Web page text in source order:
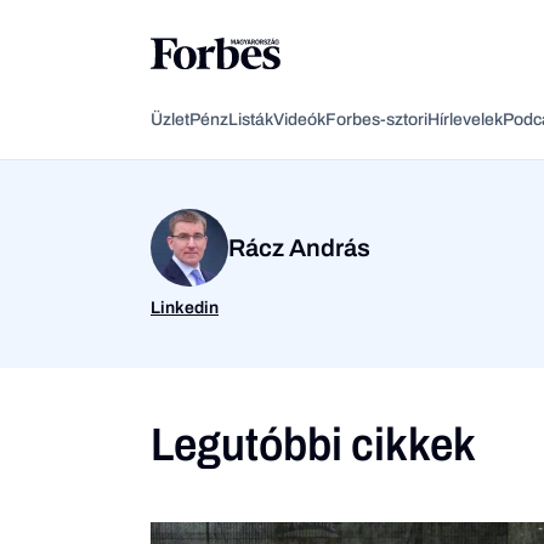
ÜzletPénzListákVideókForbes-sztoriHírlevelek
Rácz András
Linkedin
Legutóbbi cikkek